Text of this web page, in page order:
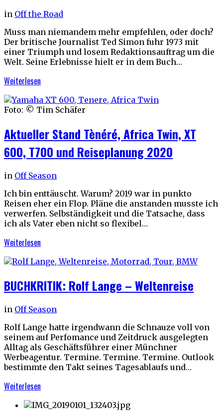
in Off the Road
Muss man niemandem mehr empfehlen, oder doch?
Der britische Journalist Ted Simon fuhr 1973 mit
einer Triumph und losem Redaktionsauftrag um die
Welt. Seine Erlebnisse hielt er in dem Buch…
Weiterlesen
Foto: © Tim Schäfer
Aktueller Stand Tènéré, Africa Twin, XT
600, T700 und Reiseplanung 2020
in Off Season
Ich bin enttäuscht. Warum? 2019 war in punkto
Reisen eher ein Flop. Pläne die anstanden musste ich
verwerfen. Selbständigkeit und die Tatsache, dass
ich als Vater eben nicht so flexibel…
Weiterlesen
BUCHKRITIK: Rolf Lange – Weltenreise
in Off Season
Rolf Lange hatte irgendwann die Schnauze voll von
seinem auf Perfomance und Zeitdruck ausgelegten
Alltag als Geschäftsführer einer Münchner
Werbeagentur. Termine. Termine. Termine. Outlook
bestimmte den Takt seines Tagesablaufs und…
Weiterlesen